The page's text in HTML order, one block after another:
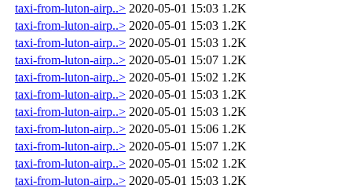
taxi-from-luton-airp..> 2020-05-01 15:03 1.2K
taxi-from-luton-airp..> 2020-05-01 15:03 1.2K
taxi-from-luton-airp..> 2020-05-01 15:03 1.2K
taxi-from-luton-airp..> 2020-05-01 15:07 1.2K
taxi-from-luton-airp..> 2020-05-01 15:02 1.2K
taxi-from-luton-airp..> 2020-05-01 15:03 1.2K
taxi-from-luton-airp..> 2020-05-01 15:03 1.2K
taxi-from-luton-airp..> 2020-05-01 15:06 1.2K
taxi-from-luton-airp..> 2020-05-01 15:07 1.2K
taxi-from-luton-airp..> 2020-05-01 15:02 1.2K
taxi-from-luton-airp..> 2020-05-01 15:03 1.2K